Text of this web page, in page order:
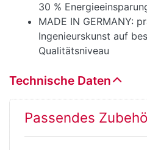
30 %
MADE IN GERMANY:
Ingenieurskunst auf
Qualitätsniveau
Technische Daten
Passendes